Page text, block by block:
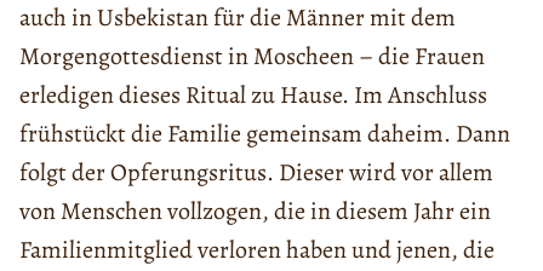
auch in Usbekistan für die Männer mit dem
Morgengottesdienst in Moscheen – die Frauen
erledigen dieses Ritual zu Hause. Im Anschluss
frühstückt die Familie gemeinsam daheim. Dann
folgt der Opferungsritus. Dieser wird vor allem
von Menschen vollzogen, die in diesem Jahr ein
Familienmitglied verloren haben und jenen, die